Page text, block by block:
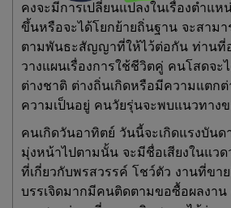
คงจะมีการเปลี่ยนแปลงในเรื่องตำแ
ขึ้นหรือจะได้โยกย้ายถิ่นฐาน จะสามา
ตามพันธะสัญญาที่ให้ไว้ต่อกัน ท่านที่
วางแผนเรื่องการใช้ชีวิตคู่ คนโสดจะ
ต่างชาติ ต่างถิ่นเกิดหรือมีความแตก
ความเป็นอยู่ คนวัยรุ่นจะพบแนวทางข
คนเกิดวันอาทิตย์ วันนี้จะเกิดแรงบันด
มุ่งหน้าไปตามนั้น จะมีชื่อเสียงในแว
ที่เกี่ยวกับพรสวรรค์ โชว์ตัว งานที่ขาย
บรรเจิดมากมีคนติดตามขอซื้อผลงาน